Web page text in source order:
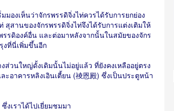
องเห็นว่าจักรพรรดิจิ่งไท่ควรได้รับการยกย่อง
สานของจักรพรรดิจิ่งไท่จึงได้รับการแต่งเติมให้
รดิองค์อื่น และต่อมาหลังจากนั้นในสมัยของจักร
งที่นี่เพิ่มขึ้นอีก
วนใหญ่ดั้งเดิมนั้นไม่อยู่แล้ว ที่ยังคงเหลืออยู่ตรง
อาคารหลิงเอินเตี้ยน (祾恩殿) ซึ่งเป็นประตูหน้า
ซึ่งเราได้ไปเยี่ยมชมมา